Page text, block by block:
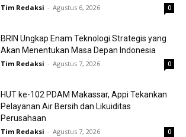
Tim Redaksi - Agustus 6, 2026 0
BRIN Ungkap Enam Teknologi Strategis yang
Akan Menentukan Masa Depan Indonesia
Tim Redaksi - Agustus 7, 2026 0
HUT ke-102 PDAM Makassar, Appi Tekankan
Pelayanan Air Bersih dan Likuiditas
Perusahaan
Tim Redaksi - Agustus 7, 2026 0